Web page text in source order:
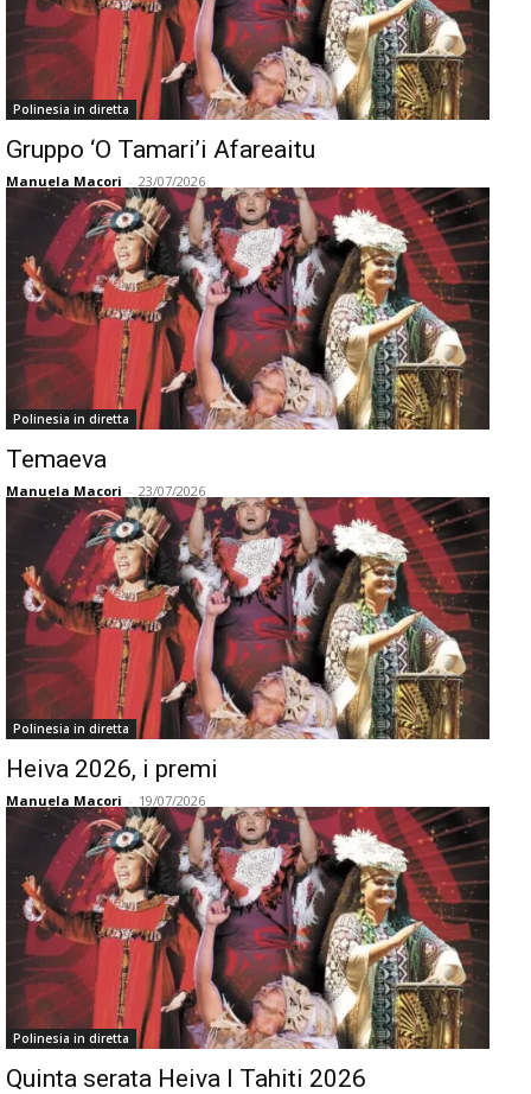
Polinesia in diretta
Gruppo ‘O Tamari’i Afareaitu
Manuela Macori - 23/07/2026
Polinesia in diretta
Temaeva
Manuela Macori - 23/07/2026
Polinesia in diretta
Heiva 2026, i premi
Manuela Macori - 19/07/2026
Polinesia in diretta
Quinta serata Heiva I Tahiti 2026